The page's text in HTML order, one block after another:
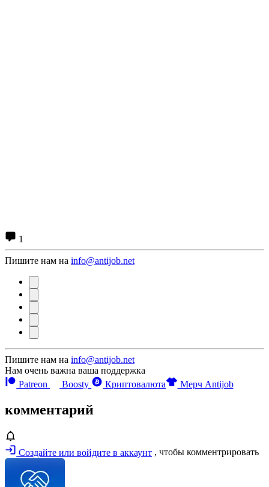
1
Пишите нам на info@antijob.net
Пишите нам на info@antijob.net
Нам очень важна ваша поддержка
Patreon
Boosty Криптовалюта Мерч Antijob
комментарий
Создайте или войдите в аккаунт , чтобы комментрировать